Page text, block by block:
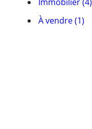
À vendre (1)